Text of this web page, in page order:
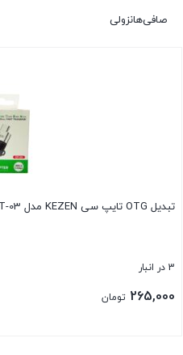
صافی‌هانزولی
تبدیل OTG تایپ سی KEZEN مدل OT-03
3 در انبار
265,000 تومان